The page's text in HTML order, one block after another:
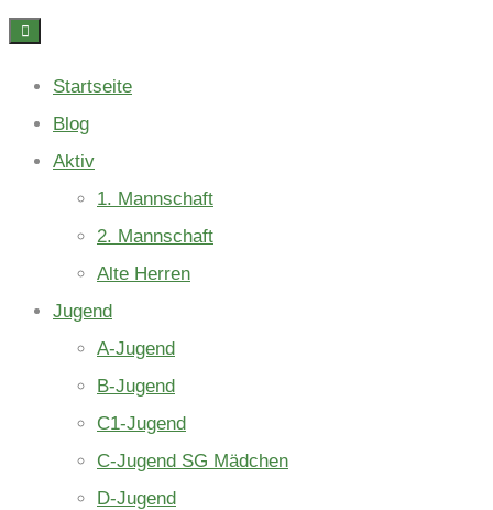
Startseite
Blog
Aktiv
1. Mannschaft
2. Mannschaft
Alte Herren
Jugend
A-Jugend
B-Jugend
C1-Jugend
C-Jugend SG Mädchen
D-Jugend